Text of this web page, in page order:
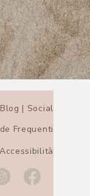
| Social
Frequenti